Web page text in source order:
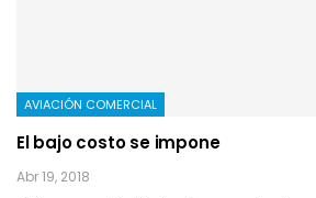
AVIACIÓN COMERCIAL
El bajo costo se impone
Abr 19, 2018